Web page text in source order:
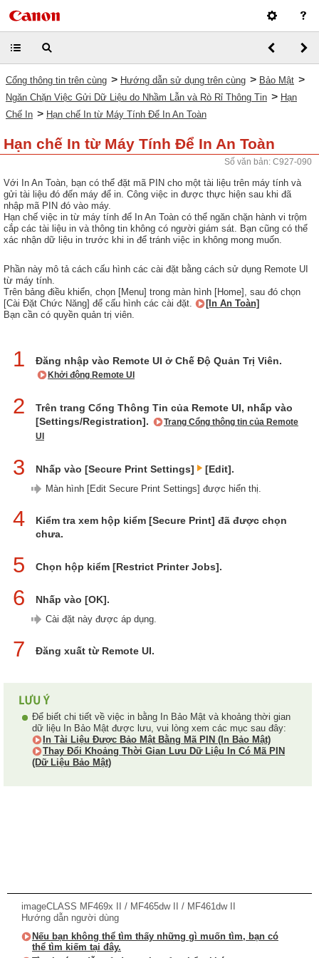
Cổng thông tin trên cùng > Hướng dẫn sử dụng trên cùng > Bảo Mật >
Ngăn Chặn Việc Gửi Dữ Liệu do Nhầm Lẫn và Rò Rỉ Thông Tin > Hạn
Chế In > Hạn chế In từ Máy Tính Để In An Toàn
Hạn chế In từ Máy Tính Để In An Toàn
Số văn bản: C927-090
Với In An Toàn, bạn có thể đặt mã PIN cho một tài liệu trên máy tính và
gửi tài liệu đó đến máy để in. Công việc in được thực hiện sau khi đã
nhập mã PIN đó vào máy.
Hạn chế việc in từ máy tính để In An Toàn có thể ngăn chặn hành vi trộm
cắp các tài liệu in và thông tin không có người giám sát. Bạn cũng có thể
xác nhận dữ liệu in trước khi in để tránh việc in không mong muốn.
Phần này mô tả cách cấu hình các cài đặt bằng cách sử dụng Remote UI
từ máy tính.
Trên bảng điều khiển, chọn [Menu] trong màn hình [Home], sau đó chọn
[Cài Đặt Chức Năng] để cấu hình các cài đặt.
[In An Toàn]
Bạn cần có quyền quản trị viên.
1 Đăng nhập vào Remote UI ở Chế Độ Quản Trị Viên.
Khởi động Remote UI
2
Trên trang Cổng Thông Tin của Remote UI, nhấp vào
[Settings/Registration].
Trang Cổng thông tin của Remote
UI
3 Nhấp vào [Secure Print Settings] [Edit].
Màn hình [Edit Secure Print Settings] được hiển thị.
4
Kiểm tra xem hộp kiểm [Secure Print] đã được chọn
chưa.
5 Chọn hộp kiểm [Restrict Printer Jobs].
6 Nhấp vào [OK].
Cài đặt này được áp dụng.
7 Đăng xuất từ Remote UI.
Để biết chi tiết về việc in bằng In Bảo Mật và khoảng thời gian
dữ liệu In Bảo Mật được lưu, vui lòng xem các mục sau đây:
In Tài Liệu Được Bảo Mật Bằng Mã PIN (In Bảo Mật)
Thay Đổi Khoảng Thời Gian Lưu Dữ Liệu In Có Mã PIN
(Dữ Liệu Bảo Mật)
imageCLASS MF469x II / MF465dw II / MF461dw II
Hướng dẫn người dùng
Nếu bạn không thể tìm thấy những gì muốn tìm, bạn có
thể tìm kiếm tại đây.